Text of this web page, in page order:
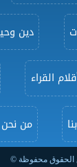
دين
القراء
من نحن
الحقوق محفوظة ©